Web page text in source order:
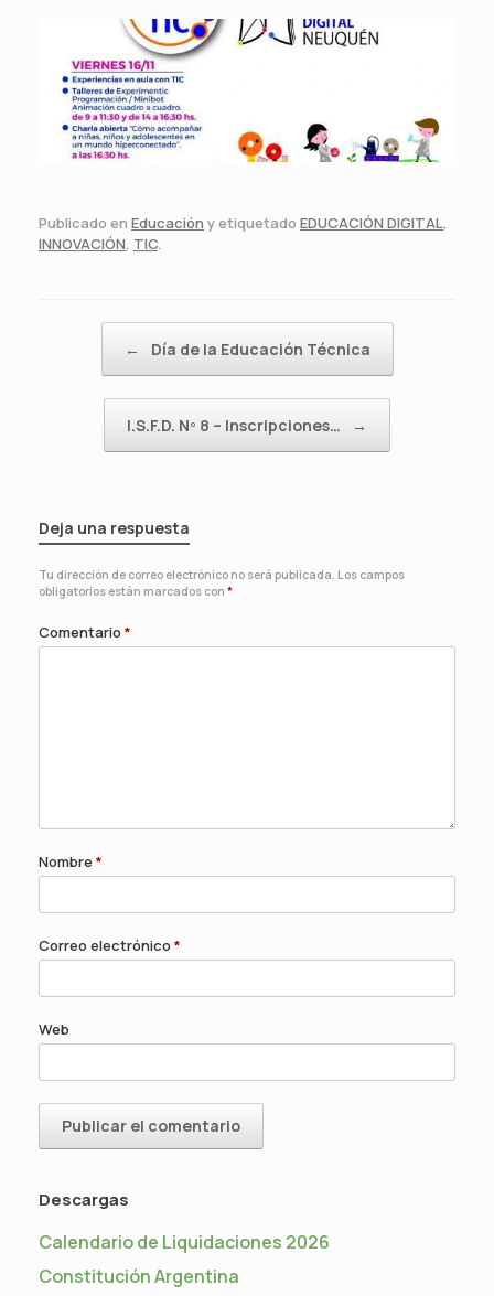
Publicado en Educación y etiquetado EDUCACIÓN DIGITAL,
INNOVACIÓN, TIC.
← Día de la Educación Técnica
I.S.F.D. Nº 8 – Inscripciones… →
Deja una respuesta
Tu dirección de correo electrónico no será publicada. Los campos
obligatorios están marcados con *
Comentario *
Nombre *
Correo electrónico *
Web
Descargas
Calendario de Liquidaciones 2026
Constitución Argentina